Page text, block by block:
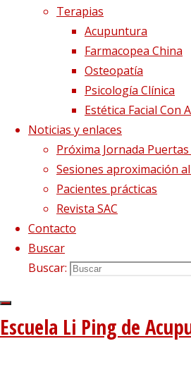
Terapias
Acupuntura
Farmacopea China
Osteopatía
Psicología Clínica
Estética Facial Con
Noticias y enlaces
Próxima Jornada
Sesiones aproximación
Pacientes prácticas
Revista SAC
Contacto
Buscar
Buscar:
Escuela Li Ping de